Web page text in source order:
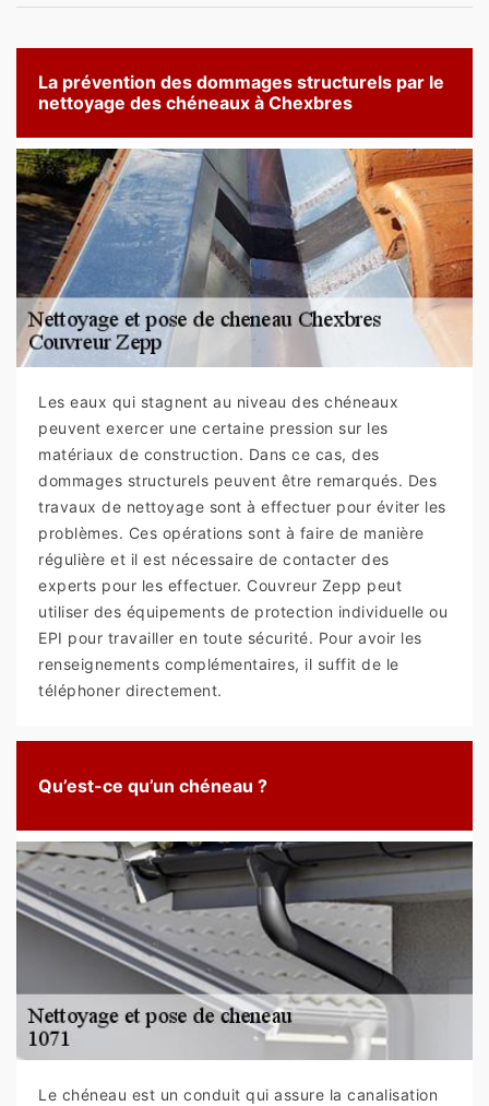
La prévention des dommages structurels par le
nettoyage des chéneaux à Chexbres
Les eaux qui stagnent au niveau des chéneaux
peuvent exercer une certaine pression sur les
matériaux de construction. Dans ce cas, des
dommages structurels peuvent être remarqués. Des
travaux de nettoyage sont à effectuer pour éviter les
problèmes. Ces opérations sont à faire de manière
régulière et il est nécessaire de contacter des
experts pour les effectuer. Couvreur Zepp peut
utiliser des équipements de protection individuelle ou
EPI pour travailler en toute sécurité. Pour avoir les
renseignements complémentaires, il suffit de le
téléphoner directement.
Qu’est-ce qu’un chéneau ?
Le chéneau est un conduit qui assure la canalisation